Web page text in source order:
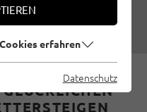
Alpenverein
GLÜCKLICHEN
erfahren
Datenschutz